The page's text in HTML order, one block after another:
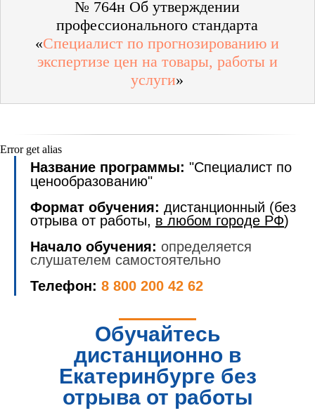
№ 764н Об утверждении
профессионального стандарта
«Специалист по прогнозированию и
экспертизе цен на товары, работы и
услуги»
Error get alias
Название программы: "Специалист по
ценообразованию"
Формат обучения: дистанционный (без
отрыва от работы, в любом городе РФ)
Начало обучения: определяется
слушателем самостоятельно
Телефон: 8 800 200 42 62
Обучайтесь
дистанционно в
Екатеринбурге без
отрыва от работы